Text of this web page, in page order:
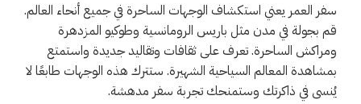
سفر العمر يعني استكشاف الوجهات الساحرة في جميع أنحاء العالم.
قم بجولة في مدن مثل باريس الرومانسية وطوكيو المزدهرة
ومراكش الساحرة. تعرف على ثقافات وتقاليد جديدة واستمتع
بمشاهدة المعالم السياحية الشهيرة. ستترك هذه الوجهات طابعًا لا
يُنسى في ذاكرتك وستمنحك تجربة سفر مدهشة.